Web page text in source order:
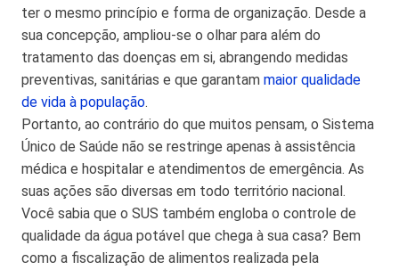
ter o mesmo princípio e forma de organização. Desde a
sua concepção, ampliou-se o olhar para além do
tratamento das doenças em si, abrangendo medidas
preventivas, sanitárias e que garantam maior qualidade
de vida à população.
Portanto, ao contrário do que muitos pensam, o Sistema
Único de Saúde não se restringe apenas à assistência
médica e hospitalar e atendimentos de emergência. As
suas ações são diversas em todo território nacional.
Você sabia que o SUS também engloba o controle de
qualidade da água potável que chega à sua casa? Bem
como a fiscalização de alimentos realizada pela